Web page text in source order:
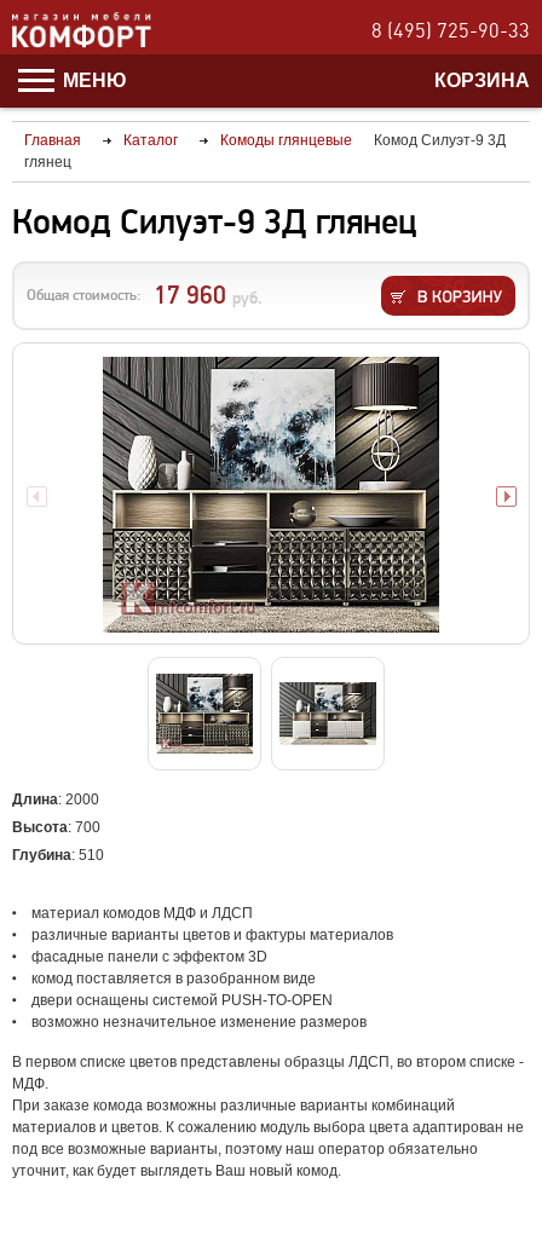
8 (495) 725-90-33
МЕНЮ КОРЗИНА
Главная Каталог Комоды глянцевые
Комод Силуэт-9 3Д
глянец
Комод Силуэт-9 3Д глянец
Общая стоимость: 17 960 руб.
Длина: 2000
Высота: 700
Глубина: 510
материал комодов МДФ и ЛДСП
различные варианты цветов и фактуры материалов
фасадные панели с эффектом 3D
комод поставляется в разобранном виде
двери оснащены системой PUSH-TO-OPEN
возможно незначительное изменение размеров
В первом списке цветов представлены образцы ЛДСП, во втором списке -
МДФ.
При заказе комода возможны различные варианты комбинаций
материалов и цветов. К сожалению модуль выбора цвета адаптирован не
под все возможные варианты, поэтому наш оператор обязательно
уточнит, как будет выглядеть Ваш новый комод.